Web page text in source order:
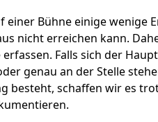
einer Bühne einige wenige
nicht erreichen kann.
Falls sich der
genau an der Stelle
besteht, schaffen wir es